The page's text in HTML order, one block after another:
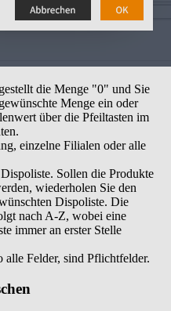
die Menge "0" und Sie
Menge ein oder
über die Pfeiltasten im
einzelne Filialen oder alle
Sollen die Produkte
wiederholen Sie den
Dispoliste. Die
nach A-Z, wobei eine
immer an erster Stelle
alle Felder, sind Pflichtfelder.